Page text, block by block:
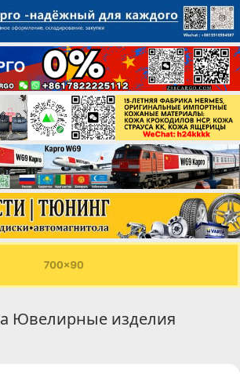
Ювелирные изделия